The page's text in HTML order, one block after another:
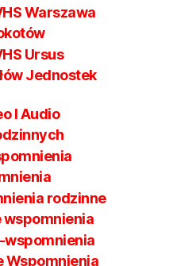
Warszawa
Ursus
Jednostek
I Audio
rodzinne
wspomnienia
wspomnienia
Wspomnienia